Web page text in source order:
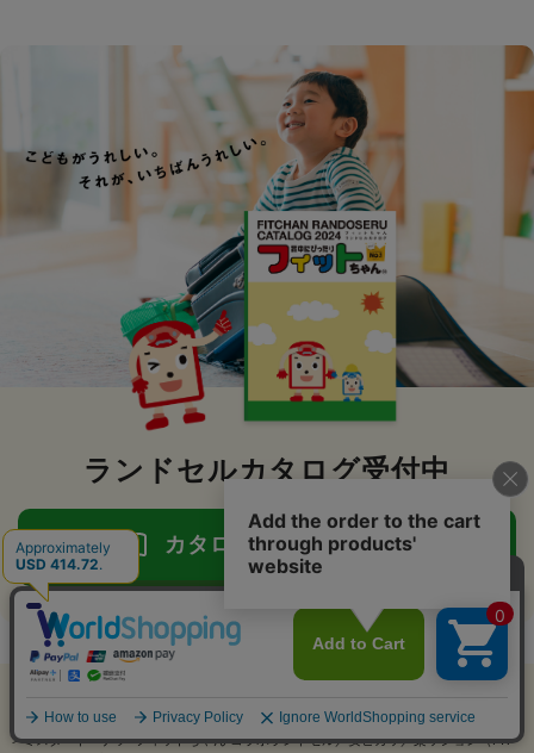
ランドセルカタログ受付中
カタログ請求はこちら
アイテム比較
アイテムを全削除
ランドセルのフィットちゃん >男の子に人気のランドセル
茶（ブラウン・キャメル）の男の子向けランドセル
>ミスタードーナツ×フィットちゃん コラボランドセル／安ピカッ／楽ッション（FIT-